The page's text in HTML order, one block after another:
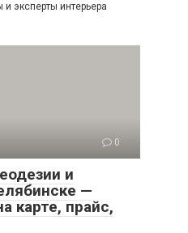
эксперты интерьера
0
и
—
карте, прайс,